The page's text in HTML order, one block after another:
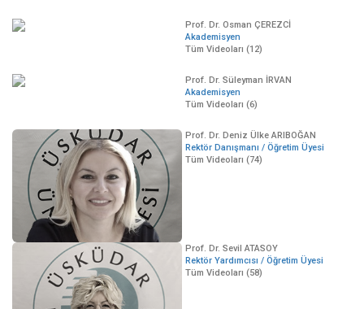
Prof. Dr. Osman ÇEREZCİ
Akademisyen
Tüm Videoları (12)
Prof. Dr. Süleyman İRVAN
Akademisyen
Tüm Videoları (6)
Prof. Dr. Deniz Ülke ARIBOĞAN
Rektör Danışmanı / Öğretim Üyesi
Tüm Videoları (74)
Prof. Dr. Sevil ATASOY
Rektör Yardımcısı / Öğretim Üyesi
Tüm Videoları (58)